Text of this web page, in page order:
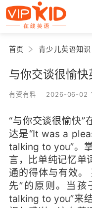
首页 青少儿英语知识
与你交谈很愉快
有资有料 2026-06-02
“与你交谈很愉快”
达是“It was a
talking to you”。
言，比单纯记忆单
通的得体与有效。
先”的原则。当孩
talking to you”来